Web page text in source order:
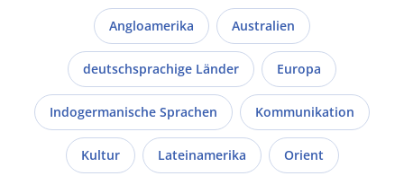
Angloamerika Australien
deutschsprachige Länder Europa
Indogermanische Sprachen Kommunikation
Kultur Lateinamerika Orient